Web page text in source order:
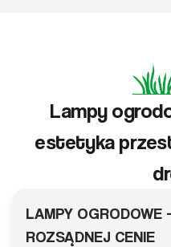
Lampy
estetyka
LAMPY OGRODOWE
ROZSĄDNEJ CENIE